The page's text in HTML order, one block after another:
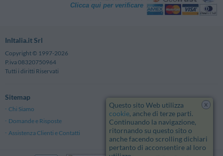
Clicca qui per verificare
InItalia.it Srl
Copyright © 1997-2026
P.iva 08320750964
Tutti i diritti Riservati
Sitemap
Chi Siamo
Note Legali
Domande e Risposte
Privacy
Assistenza Clienti e Contatti
Termini e Condizioni generali
x
Questo sito Web utilizza
cookie, anche di terze parti.
Continuando la navigazione,
ritornando su questo sito o
anche facendo scrolling dichiari
pertanto di acconsentire al loro